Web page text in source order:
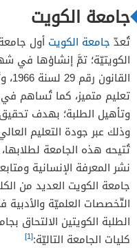
جامعة الكويت
تُعدّ جامعة الكويت أول
تعليم متميز، كما تُساهم
وتأهيل الطلبة؛ بهدف تحقيق
وذلك عبر جودة التعليم
تُتيحه هذه الجامعة
نشر المعرفة الإنسانية
جامعة الكويت العديد من
التّخصصات العلميّة
الطلبة الكويتين الالتحاق
كليات الجامعة التاليّة:[1]